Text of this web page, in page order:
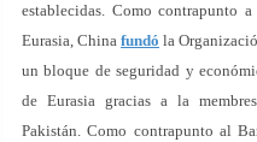
establecidas. Como contrapunto
Eurasia, China fundó la
un bloque de seguridad y
de Eurasia gracias a la
Pakistán. Como contrapunto al